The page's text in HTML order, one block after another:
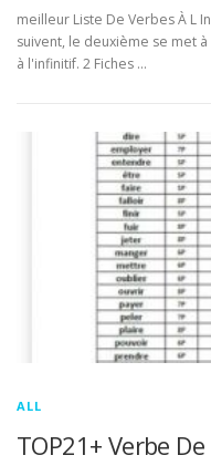
meilleur Liste De Verbes À L
suivent, le deuxième se met
à l'infinitif. 2 Fiches …
ALL
TOP21+ Verbe